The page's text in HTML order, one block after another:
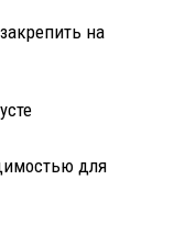
на
для